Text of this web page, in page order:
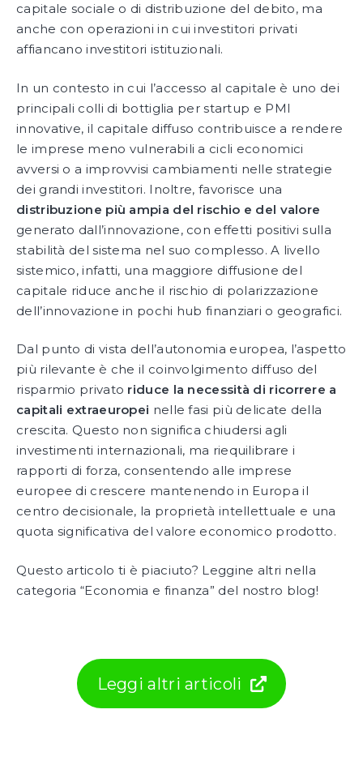
capitale sociale o di distribuzione del debito, ma
anche con operazioni in cui investitori privati
affiancano investitori istituzionali.
In un contesto in cui l’accesso al capitale è uno dei
principali colli di bottiglia per startup e PMI
innovative, il capitale diffuso contribuisce a rendere
le imprese meno vulnerabili a cicli economici
avversi o a improvvisi cambiamenti nelle strategie
dei grandi investitori. Inoltre, favorisce una
distribuzione più ampia del rischio e del valore
generato dall’innovazione, con effetti positivi sulla
stabilità del sistema nel suo complesso. A livello
sistemico, infatti, una maggiore diffusione del
capitale riduce anche il rischio di polarizzazione
dell’innovazione in pochi hub finanziari o geografici.
Dal punto di vista dell’autonomia europea, l’aspetto
più rilevante è che il coinvolgimento diffuso del
risparmio privato riduce la necessità di ricorrere a
capitali extraeuropei nelle fasi più delicate della
crescita. Questo non significa chiudersi agli
investimenti internazionali, ma riequilibrare i
rapporti di forza, consentendo alle imprese
europee di crescere mantenendo in Europa il
centro decisionale, la proprietà intellettuale e una
quota significativa del valore economico prodotto.
Questo articolo ti è piaciuto? Leggine altri nella
categoria “Economia e finanza” del nostro blog!
Leggi altri articoli